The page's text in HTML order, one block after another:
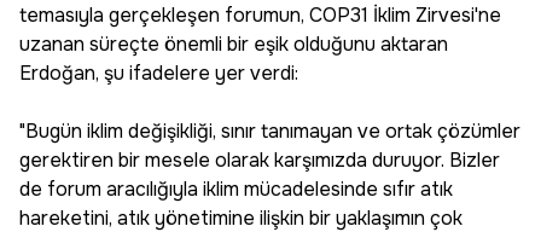
temasıyla gerçekleşen forumun, COP31 İklim Zirvesi'ne
uzanan süreçte önemli bir eşik olduğunu aktaran
Erdoğan, şu ifadelere yer verdi:
"Bugün iklim değişikliği, sınır tanımayan ve ortak çözümler
gerektiren bir mesele olarak karşımızda duruyor. Bizler
de forum aracılığıyla iklim mücadelesinde sıfır atık
hareketini, atık yönetimine ilişkin bir yaklaşımın çok